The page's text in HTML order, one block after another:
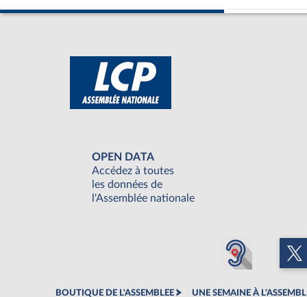
OPEN DATA
Accédez à toutes
les données de
l'Assemblée nationale
BOUTIQUE DE L'ASSEMBLEE UNE SEMAINE À